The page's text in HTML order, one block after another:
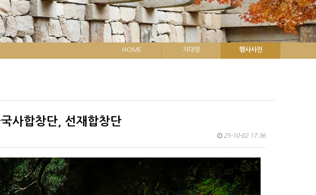
행사사진
지대방
HOME
사합창단, 선재합창단
25-10-02 17:36